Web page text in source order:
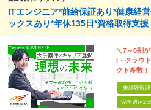
ITエンジニア*前給保証あり*健康経
ックスあり*年休135日*資格取得支援
＼7～8割
I・クラウ
クト多数！
未経験歓迎
完全週休2日